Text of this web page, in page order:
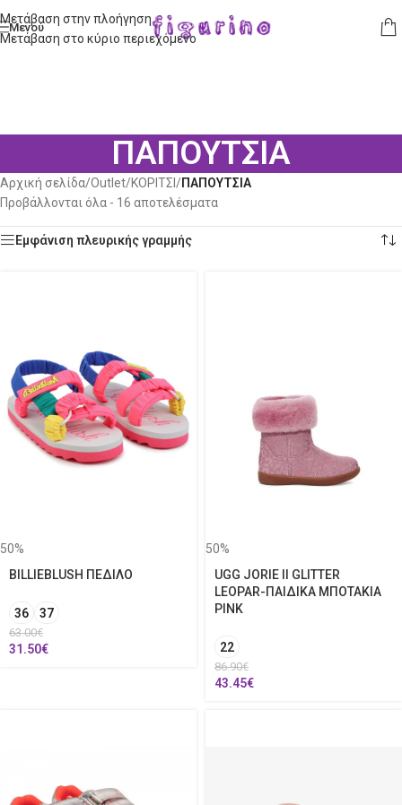
Μετάβαση στην πλοήγηση
Μετάβαση στο κύριο περιεχόμενο
Μενού
ΠΑΠΟΥΤΣΙΑ
Αρχική σελίδα/Outlet/ΚΟΡΙΤΣΙ /ΠΑΠΟΥΤΣΙΑ
Προβάλλονται όλα - 16 αποτελέσματα
Εμφάνιση πλευρικής γραμμής
50%
BILLIEBLUSH ΠΕΔΙΛΟ
36 37
63.00€
31.50€
50%
UGG JORIE II GLITTER
LEOPAR-ΠΑΙΔΙΚΑ ΜΠΟΤΑΚΙΑ
PINK
22
86.90€
43.45€